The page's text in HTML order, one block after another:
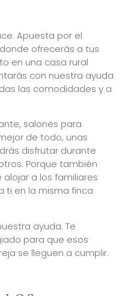
Apuesta por el
ofrecerás a tus
en una casa rural
con nuestra ayuda
las comodidades y a
salones para
de todo, unas
disfrutar durante
Porque también
a los familiares
ti en la misma finca
ayuda. Te
para que esos
se lleguen a cumplir.